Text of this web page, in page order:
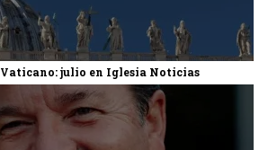
Vaticano: julio en Iglesia Noticias